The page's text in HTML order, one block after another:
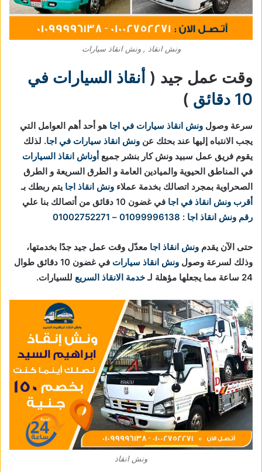
ونش انقاذ , ونش انقاذ سيارات
وقت عمل جيد ( أنقاذ السيارات في
10 دقائق
)
سرعة وصول ونش انقاذ سيارات في اجا هو أحد أهم العوامل التي
يجب الانتباه إليها عند بحثك عن ونش انقاذ سيارات في اجا. لذلك
يقوم فريق عمل سبيد ونش كار بنشر جميع أوناش انقاذ السيارات
في المناطق الحيوية والميادين العامة و الطرق السريعة و الطرق
الصحراوية بمجرد اتصالك بخدمة عملاء ونش انقاذ اجا يتم ربطك بـ
أقرب ونش انقاذ في اجا في غضون 10 دقائق من أتصالك بنا علي
رقم ونش انقاذ اجا :
01099996138
–
01002752271
حتى الآن يقدم ونش انقاذ اجا معدّل وقت عمل جيد جدًا بخدمتها،
وذلك لسرعة وصول ونش انقاذ سيارات
في غضون 10 دقائق طوال
24 ساعة مما يجعلها مؤهلة لـ
خدمة الانقاذ السريع للسيارات.
ونش انقاذ